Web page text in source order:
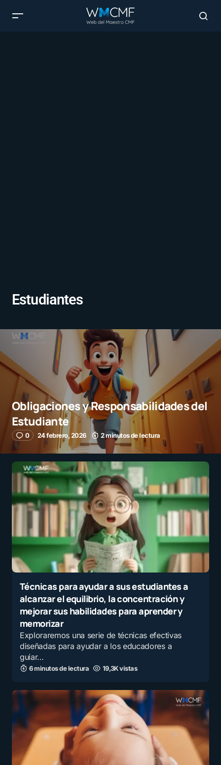
Estudiantes
Obligaciones y Responsabilidades del
Estudiante
0 24 febrero, 2026 2 minutos de lectura
Técnicas para ayudar a sus estudiantes a
alcanzar el equilibrio, la concentración y
mejorar sus habilidades para aprender y
memorizar
Exploraremos una serie de técnicas efectivas
diseñadas para ayudar a los educadores a
guiar…
6 minutos de lectura 19,3K vistas